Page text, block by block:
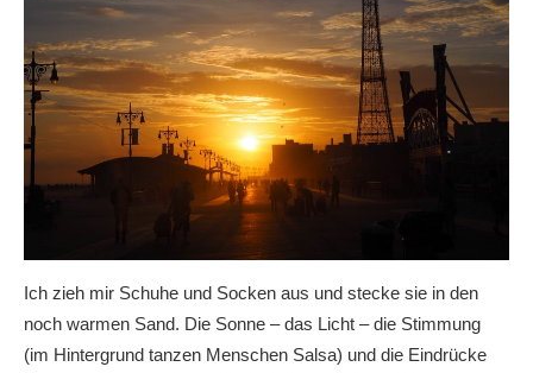
Ich zieh mir Schuhe und Socken aus und stecke sie in den
noch warmen Sand. Die Sonne – das Licht – die Stimmung
(im Hintergrund tanzen Menschen Salsa) und die Eindrücke